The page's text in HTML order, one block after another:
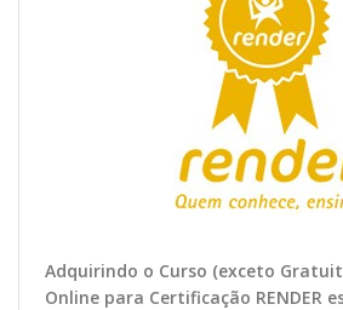
Adquirindo o Curso (exceto
Online para Certificação RENDER